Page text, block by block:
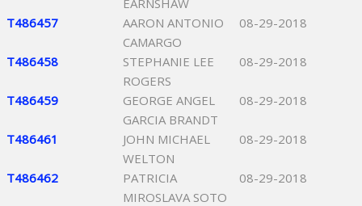
EARNSHAW
T486457
AARON ANTONIO
CAMARGO
08-29-2018
T486458
STEPHANIE LEE
ROGERS
08-29-2018
T486459
GEORGE ANGEL
GARCIA BRANDT
08-29-2018
T486461
JOHN MICHAEL
WELTON
08-29-2018
T486462
PATRICIA
MIROSLAVA SOTO
08-29-2018